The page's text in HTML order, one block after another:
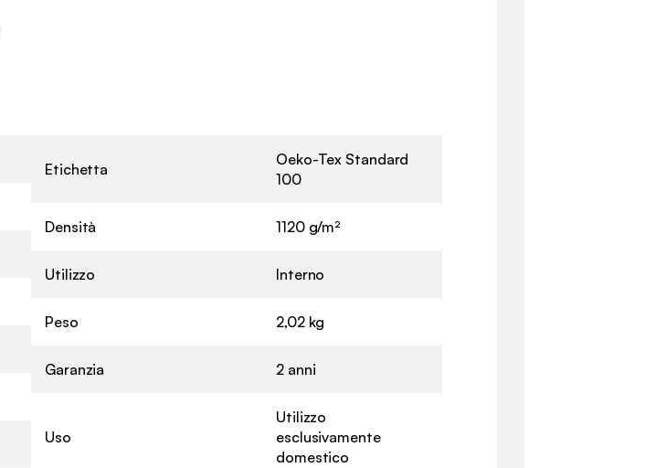
Etichetta
Oeko-Tex Standard
100
Densità 1120 g/m²
Utilizzo Interno
Peso 2,02 kg
Garanzia 2 anni
Uso
Utilizzo
esclusivamente
domestico